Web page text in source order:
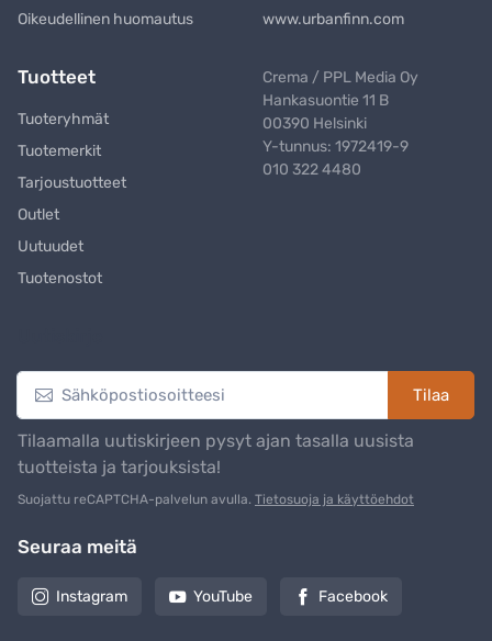
Oikeudellinen huomautus
www.urbanfinn.com
Tuotteet
Tuoteryhmät
Tuotemerkit
Tarjoustuotteet
Outlet
Uutuudet
Tuotenostot
Crema / PPL Media Oy
Hankasuontie 11 B
00390 Helsinki
Y-tunnus: 1972419-9
010 322 4480
Tilaa
Tilaamalla uutiskirjeen pysyt ajan tasalla uusista
tuotteista ja tarjouksista!
Suojattu reCAPTCHA-palvelun avulla. Tietosuoja ja käyttöehdot
Seuraa meitä
Instagram YouTube Facebook